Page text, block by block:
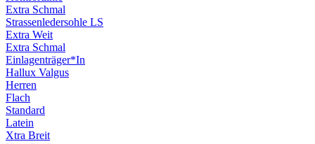
Extra Schmal
Strassenledersohle LS
Extra Weit
Extra Schmal
Einlagenträger*In
Hallux Valgus
Herren
Flach
Standard
Latein
Xtra Breit